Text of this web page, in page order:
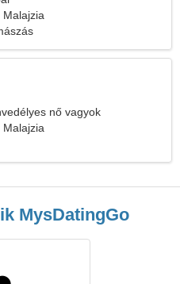
Malajzia
nő vagyok
Malajzia
MysDatingGo